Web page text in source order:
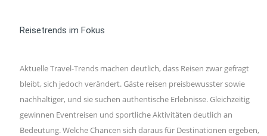
Reisetrends im Fokus
Aktuelle Travel-Trends machen deutlich, dass Reisen zwar gefragt
bleibt, sich jedoch verändert. Gäste reisen preisbewusster sowie
nachhaltiger, und sie suchen authentische Erlebnisse. Gleichzeitig
gewinnen Eventreisen und sportliche Aktivitäten deutlich an
Bedeutung. Welche Chancen sich daraus für Destinationen ergeben,